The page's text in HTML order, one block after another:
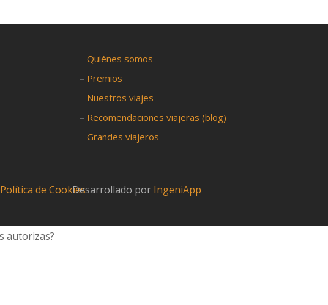
–Quiénes somos
– Premios
– Nuestros viajes
– Recomendaciones viajeras (blog)
–Grandes viajeros
Política de CookiesDesarrollado por IngeniApp
autorizas?